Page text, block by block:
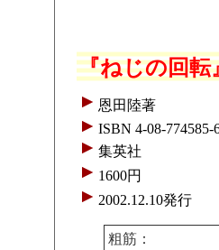
『ねじの回転
恩田陸著
ISBN 4-08-774585-
集英社
1600円
2002.12.10発行
粗筋：